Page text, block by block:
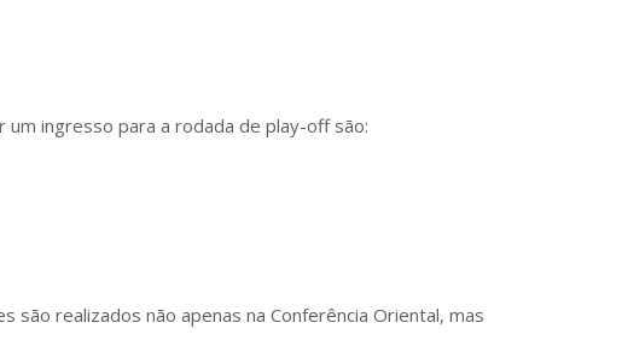
ingresso para a rodada de play-off são:
são realizados não apenas na Conferência Oriental, mas